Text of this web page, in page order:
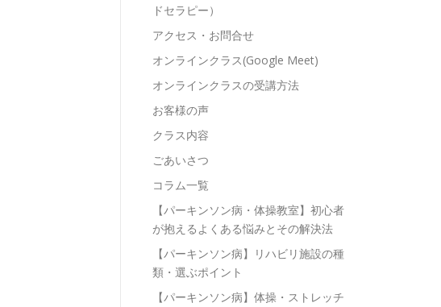
ドセラピー）
アクセス・お問合せ
オンラインクラス(Google Meet)
オンラインクラスの受講方法
お客様の声
クラス内容
ごあいさつ
コラム一覧
【パーキンソン病・体操教室】初心者
が抱えるよくある悩みとその解決法
【パーキンソン病】リハビリ施設の種
類・選ぶポイント
【パーキンソン病】体操・ストレッチ